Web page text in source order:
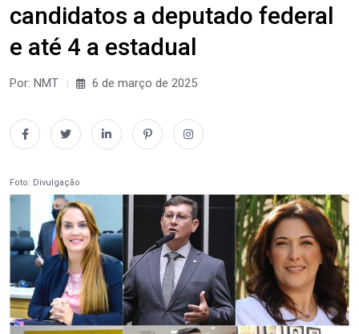
candidatos a deputado federal
e até 4 a estadual
Por: NMT 6 de março de 2025
Foto: Divulgação